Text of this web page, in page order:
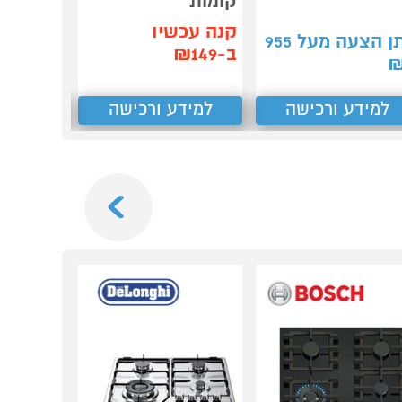
הצעה מעל 955
למידע ורכישה
קנה עכשיו
ב-₪149
למידע ורכישה